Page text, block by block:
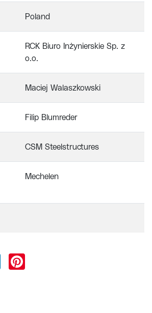
Poland
RCK Biuro Inżynierskie Sp. z
o.o.
Maciej Walaszkowski
Filip Blumreder
CSM Steelstructures
Mechelen